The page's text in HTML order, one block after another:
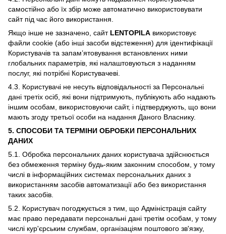
самостійно або їх збір може автоматично використовувати
сайт під час його використання.
Якщо інше не зазначено, сайт LENTOPILA використовує
файли cookie (або інші засоби відстеження) для ідентифікації
Користувачів та запам’ятовування встановлених ними
глобальних параметрів, які налаштовуються з наданням
послуг, які потрібні Користувачеві.
4.3. Користувачі не несуть відповідальності за Персональні
дані третіх осіб, які вони підтримують, публікують або надають
іншим особам, використовуючи сайт, і підтверджують, що вони
мають згоду третьої особи на надання Даного Власнику.
5. СПОСОБИ ТА ТЕРМІНИ ОБРОБКИ ПЕРСОНАЛЬНИХ
ДАНИХ
5.1. Обробка персональних даних користувача здійснюється
без обмеження терміну будь-яким законним способом, у тому
числі в інформаційних системах персональних даних з
використанням засобів автоматизації або без використання
таких засобів.
5.2. Користувач погоджується з тим, що Адміністрація сайту
має право передавати персональні дані третім особам, у тому
числі кур'єрським службам, організаціям поштового зв'язку,